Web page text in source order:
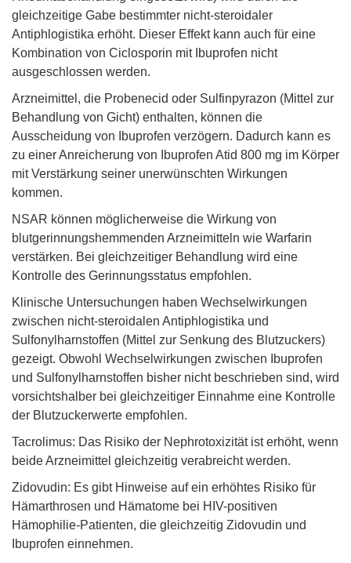
gleichzeitige Gabe bestimmter nicht-steroidaler
Antiphlogistika erhöht. Dieser Effekt kann auch für eine
Kombination von Ciclosporin mit Ibuprofen nicht
ausgeschlossen werden.
Arzneimittel, die Probenecid oder Sulfinpyrazon (Mittel zur
Behandlung von Gicht) enthalten, können die
Ausscheidung von Ibuprofen verzögern. Dadurch kann es
zu einer Anreicherung von Ibuprofen Atid 800 mg im Körper
mit Verstärkung seiner unerwünschten Wirkungen
kommen.
NSAR können möglicherweise die Wirkung von
blutgerinnungshemmenden Arzneimitteln wie Warfarin
verstärken. Bei gleichzeitiger Behandlung wird eine
Kontrolle des Gerinnungsstatus empfohlen.
Klinische Untersuchungen haben Wechselwirkungen
zwischen nicht-steroidalen Antiphlogistika und
Sulfonylharnstoffen (Mittel zur Senkung des Blutzuckers)
gezeigt. Obwohl Wechselwirkungen zwischen Ibuprofen
und Sulfonylharnstoffen bisher nicht beschrieben sind, wird
vorsichtshalber bei gleichzeitiger Einnahme eine Kontrolle
der Blutzuckerwerte empfohlen.
Tacrolimus: Das Risiko der Nephrotoxizität ist erhöht, wenn
beide Arzneimittel gleichzeitig verabreicht werden.
Zidovudin: Es gibt Hinweise auf ein erhöhtes Risiko für
Hämarthrosen und Hämatome bei HIV-positiven
Hämophilie-Patienten, die gleichzeitig Zidovudin und
Ibuprofen einnehmen.